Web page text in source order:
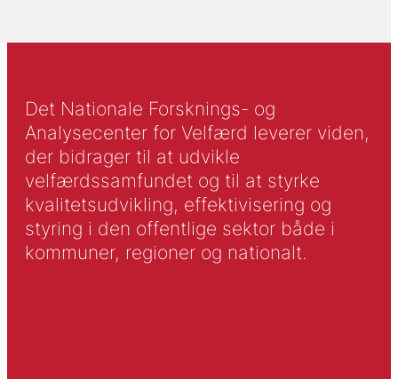
Det Nationale Forsknings- og
Analysecenter for Velfærd leverer viden,
der bidrager til at udvikle
velfærdssamfundet og til at styrke
kvalitetsudvikling, effektivisering og
styring i den offentlige sektor både i
kommuner, regioner og nationalt.